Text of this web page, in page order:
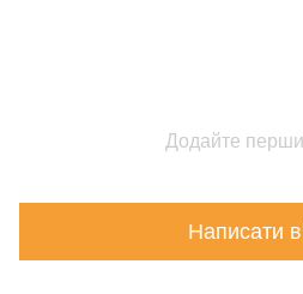
Додайте
Написати